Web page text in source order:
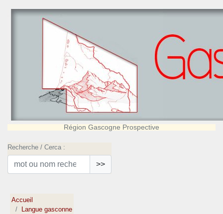
Région Gascogne Prospective
Recherche / Cerca :
>>
Accueil
Langue gasconne